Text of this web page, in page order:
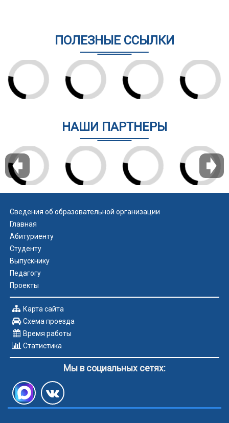
ПОЛЕЗНЫЕ ССЫЛКИ
НАШИ ПАРТНЕРЫ
Сведения об образовательной организации
Главная
Абитуриенту
Студенту
Выпускнику
Педагогу
Проекты
Карта сайта
Схема проезда
Время работы
Статистика
Мы в социальных сетях: